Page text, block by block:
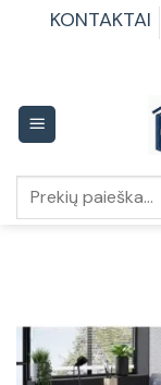
KONTAKTAI